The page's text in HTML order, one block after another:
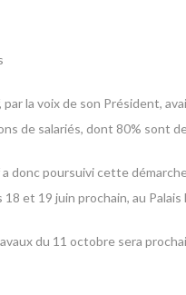
la voix de son Président,
de salariés, dont 80% sont
donc poursuivi cette
et 19 juin prochain, au Palais
du 11 octobre sera